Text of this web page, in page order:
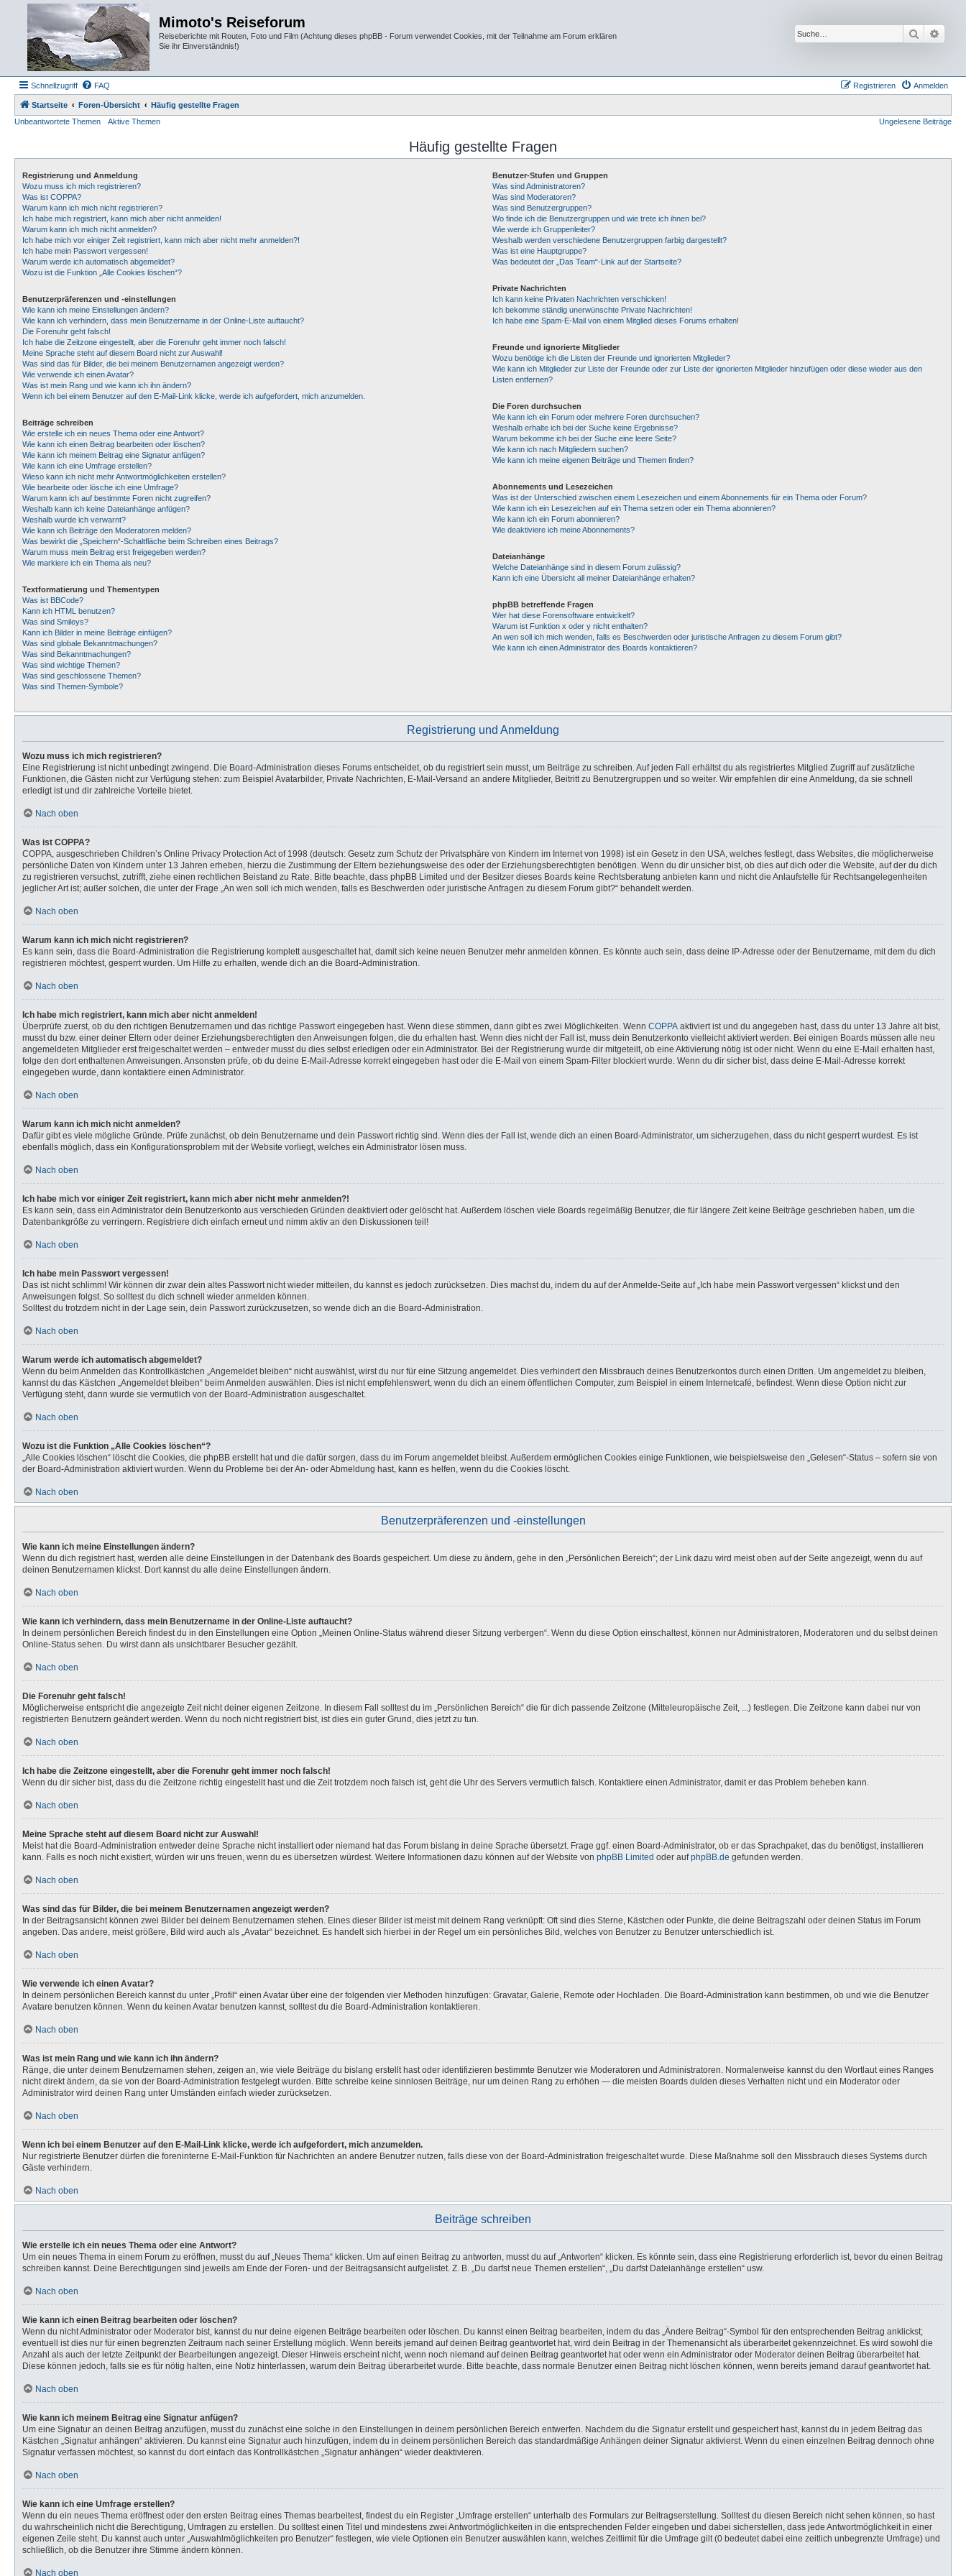
Mimoto's Reiseforum
Reiseberichte mit Routen, Foto und Film (Achtung dieses phpBB - Forum verwendet Cookies, mit der Teilnahme am Forum erklären
Sie ihr Einverständnis!)
Suche
Schnellzugriff FAQ Anmelden
Registrieren
Startseite Foren-Übersicht
Häufig gestellte Fragen
Unbeantwortete Themen
Aktive Themen Ungelesene Beiträge
Häufig gestellte Fragen
Registrierung und Anmeldung
Wozu muss ich mich registrieren?
Was ist COPPA?
Warum kann ich mich nicht registrieren?
Ich habe mich registriert, kann mich aber nicht anmelden!
Warum kann ich mich nicht anmelden?
Ich habe mich vor einiger Zeit registriert, kann mich aber nicht mehr anmelden?!
Ich habe mein Passwort vergessen!
Warum werde ich automatisch abgemeldet?
Wozu ist die Funktion „Alle Cookies löschen“?
Benutzerpräferenzen und -einstellungen
Wie kann ich meine Einstellungen ändern?
Wie kann ich verhindern, dass mein Benutzername in der Online-Liste auftaucht?
Die Forenuhr geht falsch!
Ich habe die Zeitzone eingestellt, aber die Forenuhr geht immer noch falsch!
Meine Sprache steht auf diesem Board nicht zur Auswahl!
Was sind das für Bilder, die bei meinem Benutzernamen angezeigt werden?
Wie verwende ich einen Avatar?
Was ist mein Rang und wie kann ich ihn ändern?
Wenn ich bei einem Benutzer auf den E-Mail-Link klicke, werde ich aufgefordert, mich anzumelden.
Beiträge schreiben
Wie erstelle ich ein neues Thema oder eine Antwort?
Wie kann ich einen Beitrag bearbeiten oder löschen?
Wie kann ich meinem Beitrag eine Signatur anfügen?
Wie kann ich eine Umfrage erstellen?
Wieso kann ich nicht mehr Antwortmöglichkeiten erstellen?
Wie bearbeite oder lösche ich eine Umfrage?
Warum kann ich auf bestimmte Foren nicht zugreifen?
Weshalb kann ich keine Dateianhänge anfügen?
Weshalb wurde ich verwarnt?
Wie kann ich Beiträge den Moderatoren melden?
Was bewirkt die „Speichern“-Schaltfläche beim Schreiben eines Beitrags?
Warum muss mein Beitrag erst freigegeben werden?
Wie markiere ich ein Thema als neu?
Textformatierung und Thementypen
Was ist BBCode?
Kann ich HTML benutzen?
Was sind Smileys?
Kann ich Bilder in meine Beiträge einfügen?
Was sind globale Bekanntmachungen?
Was sind Bekanntmachungen?
Was sind wichtige Themen?
Was sind geschlossene Themen?
Was sind Themen-Symbole?
Benutzer-Stufen und Gruppen
Was sind Administratoren?
Was sind Moderatoren?
Was sind Benutzergruppen?
Wo finde ich die Benutzergruppen und wie trete ich ihnen bei?
Wie werde ich Gruppenleiter?
Weshalb werden verschiedene Benutzergruppen farbig dargestellt?
Was ist eine Hauptgruppe?
Was bedeutet der „Das Team“-Link auf der Startseite?
Private Nachrichten
Ich kann keine Privaten Nachrichten verschicken!
Ich bekomme ständig unerwünschte Private Nachrichten!
Ich habe eine Spam-E-Mail von einem Mitglied dieses Forums erhalten!
Freunde und ignorierte Mitglieder
Wozu benötige ich die Listen der Freunde und ignorierten Mitglieder?
Wie kann ich Mitglieder zur Liste der Freunde oder zur Liste der ignorierten Mitglieder hinzufügen oder diese wieder aus den
Listen entfernen?
Die Foren durchsuchen
Wie kann ich ein Forum oder mehrere Foren durchsuchen?
Weshalb erhalte ich bei der Suche keine Ergebnisse?
Warum bekomme ich bei der Suche eine leere Seite?
Wie kann ich nach Mitgliedern suchen?
Wie kann ich meine eigenen Beiträge und Themen finden?
Abonnements und Lesezeichen
Was ist der Unterschied zwischen einem Lesezeichen und einem Abonnements für ein Thema oder Forum?
Wie kann ich ein Lesezeichen auf ein Thema setzen oder ein Thema abonnieren?
Wie kann ich ein Forum abonnieren?
Wie deaktiviere ich meine Abonnements?
Dateianhänge
Welche Dateianhänge sind in diesem Forum zulässig?
Kann ich eine Übersicht all meiner Dateianhänge erhalten?
phpBB betreffende Fragen
Wer hat diese Forensoftware entwickelt?
Warum ist Funktion x oder y nicht enthalten?
An wen soll ich mich wenden, falls es Beschwerden oder juristische Anfragen zu diesem Forum gibt?
Wie kann ich einen Administrator des Boards kontaktieren?
Registrierung und Anmeldung
Wozu muss ich mich registrieren?
Eine Registrierung ist nicht unbedingt zwingend. Die Board-Administration dieses Forums entscheidet, ob du registriert sein musst, um Beiträge zu schreiben. Auf jeden Fall erhältst du als registriertes Mitglied Zugriff auf zusätzliche
Funktionen, die Gästen nicht zur Verfügung stehen: zum Beispiel Avatarbilder, Private Nachrichten, E-Mail-Versand an andere Mitglieder, Beitritt zu Benutzergruppen und so weiter. Wir empfehlen dir eine Anmeldung, da sie schnell
erledigt ist und dir zahlreiche Vorteile bietet.
Nach oben
Was ist COPPA?
COPPA, ausgeschrieben Children’s Online Privacy Protection Act of 1998 (deutsch: Gesetz zum Schutz der Privatsphäre von Kindern im Internet von 1998) ist ein Gesetz in den USA, welches festlegt, dass Websites, die möglicherweise
persönliche Daten von Kindern unter 13 Jahren erheben, hierzu die Zustimmung der Eltern beziehungsweise des oder der Erziehungsberechtigten benötigen. Wenn du dir unsicher bist, ob dies auf dich oder die Website, auf der du dich
zu registrieren versuchst, zutrifft, ziehe einen rechtlichen Beistand zu Rate. Bitte beachte, dass phpBB Limited und der Besitzer dieses Boards keine Rechtsberatung anbieten kann und nicht die Anlaufstelle für Rechtsangelegenheiten
jeglicher Art ist; außer solchen, die unter der Frage „An wen soll ich mich wenden, falls es Beschwerden oder juristische Anfragen zu diesem Forum gibt?“ behandelt werden.
Nach oben
Warum kann ich mich nicht registrieren?
Es kann sein, dass die Board-Administration die Registrierung komplett ausgeschaltet hat, damit sich keine neuen Benutzer mehr anmelden können. Es könnte auch sein, dass deine IP-Adresse oder der Benutzername, mit dem du dich
registrieren möchtest, gesperrt wurden. Um Hilfe zu erhalten, wende dich an die Board-Administration.
Nach oben
Ich habe mich registriert, kann mich aber nicht anmelden!
Überprüfe zuerst, ob du den richtigen Benutzernamen und das richtige Passwort eingegeben hast. Wenn diese stimmen, dann gibt es zwei Möglichkeiten. Wenn COPPA aktiviert ist und du angegeben hast, dass du unter 13 Jahre alt bist,
musst du bzw. einer deiner Eltern oder deiner Erziehungsberechtigten den Anweisungen folgen, die du erhalten hast. Wenn dies nicht der Fall ist, muss dein Benutzerkonto vielleicht aktiviert werden. Bei einigen Boards müssen alle neu
angemeldeten Mitglieder erst freigeschaltet werden – entweder musst du dies selbst erledigen oder ein Administrator. Bei der Registrierung wurde dir mitgeteilt, ob eine Aktivierung nötig ist oder nicht. Wenn du eine E-Mail erhalten hast,
folge den dort enthaltenen Anweisungen. Ansonsten prüfe, ob du deine E-Mail-Adresse korrekt eingegeben hast oder die E-Mail von einem Spam-Filter blockiert wurde. Wenn du dir sicher bist, dass deine E-Mail-Adresse korrekt
eingegeben wurde, dann kontaktiere einen Administrator.
Nach oben
Warum kann ich mich nicht anmelden?
Dafür gibt es viele mögliche Gründe. Prüfe zunächst, ob dein Benutzername und dein Passwort richtig sind. Wenn dies der Fall ist, wende dich an einen Board-Administrator, um sicherzugehen, dass du nicht gesperrt wurdest. Es ist
ebenfalls möglich, dass ein Konfigurationsproblem mit der Website vorliegt, welches ein Administrator lösen muss.
Nach oben
Ich habe mich vor einiger Zeit registriert, kann mich aber nicht mehr anmelden?!
Es kann sein, dass ein Administrator dein Benutzerkonto aus verschieden Gründen deaktiviert oder gelöscht hat. Außerdem löschen viele Boards regelmäßig Benutzer, die für längere Zeit keine Beiträge geschrieben haben, um die
Datenbankgröße zu verringern. Registriere dich einfach erneut und nimm aktiv an den Diskussionen teil!
Nach oben
Ich habe mein Passwort vergessen!
Das ist nicht schlimm! Wir können dir zwar dein altes Passwort nicht wieder mitteilen, du kannst es jedoch zurücksetzen. Dies machst du, indem du auf der Anmelde-Seite auf „Ich habe mein Passwort vergessen“ klickst und den
Anweisungen folgst. So solltest du dich schnell wieder anmelden können.
Solltest du trotzdem nicht in der Lage sein, dein Passwort zurückzusetzen, so wende dich an die Board-Administration.
Nach oben
Warum werde ich automatisch abgemeldet?
Wenn du beim Anmelden das Kontrollkästchen „Angemeldet bleiben“ nicht auswählst, wirst du nur für eine Sitzung angemeldet. Dies verhindert den Missbrauch deines Benutzerkontos durch einen Dritten. Um angemeldet zu bleiben,
kannst du das Kästchen „Angemeldet bleiben“ beim Anmelden auswählen. Dies ist nicht empfehlenswert, wenn du dich an einem öffentlichen Computer, zum Beispiel in einem Internetcafé, befindest. Wenn diese Option nicht zur
Verfügung steht, dann wurde sie vermutlich von der Board-Administration ausgeschaltet.
Nach oben
Wozu ist die Funktion „Alle Cookies löschen“?
„Alle Cookies löschen“ löscht die Cookies, die phpBB erstellt hat und die dafür sorgen, dass du im Forum angemeldet bleibst. Außerdem ermöglichen Cookies einige Funktionen, wie beispielsweise den „Gelesen“-Status – sofern sie von
der Board-Administration aktiviert wurden. Wenn du Probleme bei der An- oder Abmeldung hast, kann es helfen, wenn du die Cookies löscht.
Nach oben
Benutzerpräferenzen und -einstellungen
Wie kann ich meine Einstellungen ändern?
Wenn du dich registriert hast, werden alle deine Einstellungen in der Datenbank des Boards gespeichert. Um diese zu ändern, gehe in den „Persönlichen Bereich“; der Link dazu wird meist oben auf der Seite angezeigt, wenn du auf
deinen Benutzernamen klickst. Dort kannst du alle deine Einstellungen ändern.
Nach oben
Wie kann ich verhindern, dass mein Benutzername in der Online-Liste auftaucht?
In deinem persönlichen Bereich findest du in den Einstellungen eine Option „Meinen Online-Status während dieser Sitzung verbergen“. Wenn du diese Option einschaltest, können nur Administratoren, Moderatoren und du selbst deinen
Online-Status sehen. Du wirst dann als unsichtbarer Besucher gezählt.
Nach oben
Die Forenuhr geht falsch!
Möglicherweise entspricht die angezeigte Zeit nicht deiner eigenen Zeitzone. In diesem Fall solltest du im „Persönlichen Bereich“ die für dich passende Zeitzone (Mitteleuropäische Zeit, ...) festlegen. Die Zeitzone kann dabei nur von
registrierten Benutzern geändert werden. Wenn du noch nicht registriert bist, ist dies ein guter Grund, dies jetzt zu tun.
Nach oben
Ich habe die Zeitzone eingestellt, aber die Forenuhr geht immer noch falsch!
Wenn du dir sicher bist, dass du die Zeitzone richtig eingestellt hast und die Zeit trotzdem noch falsch ist, geht die Uhr des Servers vermutlich falsch. Kontaktiere einen Administrator, damit er das Problem beheben kann.
Nach oben
Meine Sprache steht auf diesem Board nicht zur Auswahl!
Meist hat die Board-Administration entweder deine Sprache nicht installiert oder niemand hat das Forum bislang in deine Sprache übersetzt. Frage ggf. einen Board-Administrator, ob er das Sprachpaket, das du benötigst, installieren
kann. Falls es noch nicht existiert, würden wir uns freuen, wenn du es übersetzen würdest. Weitere Informationen dazu können auf der Website von phpBB Limited oder aufphpBB.de gefunden werden.
Nach oben
Was sind das für Bilder, die bei meinem Benutzernamen angezeigt werden?
In der Beitragsansicht können zwei Bilder bei deinem Benutzernamen stehen. Eines dieser Bilder ist meist mit deinem Rang verknüpft: Oft sind dies Sterne, Kästchen oder Punkte, die deine Beitragszahl oder deinen Status im Forum
angeben. Das andere, meist größere, Bild wird auch als „Avatar“ bezeichnet. Es handelt sich hierbei in der Regel um ein persönliches Bild, welches von Benutzer zu Benutzer unterschiedlich ist.
Nach oben
Wie verwende ich einen Avatar?
In deinem persönlichen Bereich kannst du unter „Profil“ einen Avatar über eine der folgenden vier Methoden hinzufügen: Gravatar, Galerie, Remote oder Hochladen. Die Board-Administration kann bestimmen, ob und wie die Benutzer
Avatare benutzen können. Wenn du keinen Avatar benutzen kannst, solltest du die Board-Administration kontaktieren.
Nach oben
Was ist mein Rang und wie kann ich ihn ändern?
Ränge, die unter deinem Benutzernamen stehen, zeigen an, wie viele Beiträge du bislang erstellt hast oder identifizieren bestimmte Benutzer wie Moderatoren und Administratoren. Normalerweise kannst du den Wortlaut eines Ranges
nicht direkt ändern, da sie von der Board-Administration festgelegt wurden. Bitte schreibe keine sinnlosen Beiträge, nur um deinen Rang zu erhöhen — die meisten Boards dulden dieses Verhalten nicht und ein Moderator oder
Administrator wird deinen Rang unter Umständen einfach wieder zurücksetzen.
Nach oben
Wenn ich bei einem Benutzer auf den E-Mail-Link klicke, werde ich aufgefordert, mich anzumelden.
Nur registrierte Benutzer dürfen die foreninterne E-Mail-Funktion für Nachrichten an andere Benutzer nutzen, falls diese von der Board-Administration freigeschaltet wurde. Diese Maßnahme soll den Missbrauch dieses Systems durch
Gäste verhindern.
Nach oben
Beiträge schreiben
Wie erstelle ich ein neues Thema oder eine Antwort?
Um ein neues Thema in einem Forum zu eröffnen, musst du auf „Neues Thema“ klicken. Um auf einen Beitrag zu antworten, musst du auf „Antworten“ klicken. Es könnte sein, dass eine Registrierung erforderlich ist, bevor du einen Beitrag
schreiben kannst. Deine Berechtigungen sind jeweils am Ende der Foren- und der Beitragsansicht aufgelistet. Z. B. „Du darfst neue Themen erstellen“, „Du darfst Dateianhänge erstellen“ usw.
Nach oben
Wie kann ich einen Beitrag bearbeiten oder löschen?
Wenn du nicht Administrator oder Moderator bist, kannst du nur deine eigenen Beiträge bearbeiten oder löschen. Du kannst einen Beitrag bearbeiten, indem du das „Ändere Beitrag“-Symbol für den entsprechenden Beitrag anklickst;
eventuell ist dies nur für einen begrenzten Zeitraum nach seiner Erstellung möglich. Wenn bereits jemand auf deinen Beitrag geantwortet hat, wird dein Beitrag in der Themenansicht als überarbeitet gekennzeichnet. Es wird sowohl die
Anzahl als auch der letzte Zeitpunkt der Bearbeitungen angezeigt. Dieser Hinweis erscheint nicht, wenn noch niemand auf deinen Beitrag geantwortet hat oder wenn ein Administrator oder Moderator deinen Beitrag überarbeitet hat.
Diese können jedoch, falls sie es für nötig halten, eine Notiz hinterlassen, warum dein Beitrag überarbeitet wurde. Bitte beachte, dass normale Benutzer einen Beitrag nicht löschen können, wenn bereits jemand darauf geantwortet hat.
Nach oben
Wie kann ich meinem Beitrag eine Signatur anfügen?
Um eine Signatur an deinen Beitrag anzufügen, musst du zunächst eine solche in den Einstellungen in deinem persönlichen Bereich entwerfen. Nachdem du die Signatur erstellt und gespeichert hast, kannst du in jedem Beitrag das
Kästchen „Signatur anhängen“ aktivieren. Du kannst eine Signatur auch hinzufügen, indem du in deinem persönlichen Bereich das standardmäßige Anhängen deiner Signatur aktivierst. Wenn du einen einzelnen Beitrag dennoch ohne
Signatur verfassen möchtest, so kannst du dort einfach das Kontrollkästchen „Signatur anhängen“ wieder deaktivieren.
Nach oben
Wie kann ich eine Umfrage erstellen?
Wenn du ein neues Thema eröffnest oder den ersten Beitrag eines Themas bearbeitest, findest du ein Register „Umfrage erstellen“ unterhalb des Formulars zur Beitragserstellung. Solltest du diesen Bereich nicht sehen können, so hast
du wahrscheinlich nicht die Berechtigung, Umfragen zu erstellen. Du solltest einen Titel und mindestens zwei Antwortmöglichkeiten in die entsprechenden Felder eingeben und dabei sicherstellen, dass jede Antwortmöglichkeit in einer
eigenen Zeile steht. Du kannst auch unter „Auswahlmöglichkeiten pro Benutzer“ festlegen, wie viele Optionen ein Benutzer auswählen kann, welches Zeitlimit für die Umfrage gilt (0 bedeutet dabei eine zeitlich unbegrenzte Umfrage) und
schließlich, ob die Benutzer ihre Stimme ändern können.
Nach oben